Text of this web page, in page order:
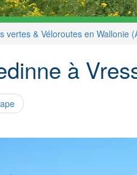
vertes & Véloroutes en Wallonie
à